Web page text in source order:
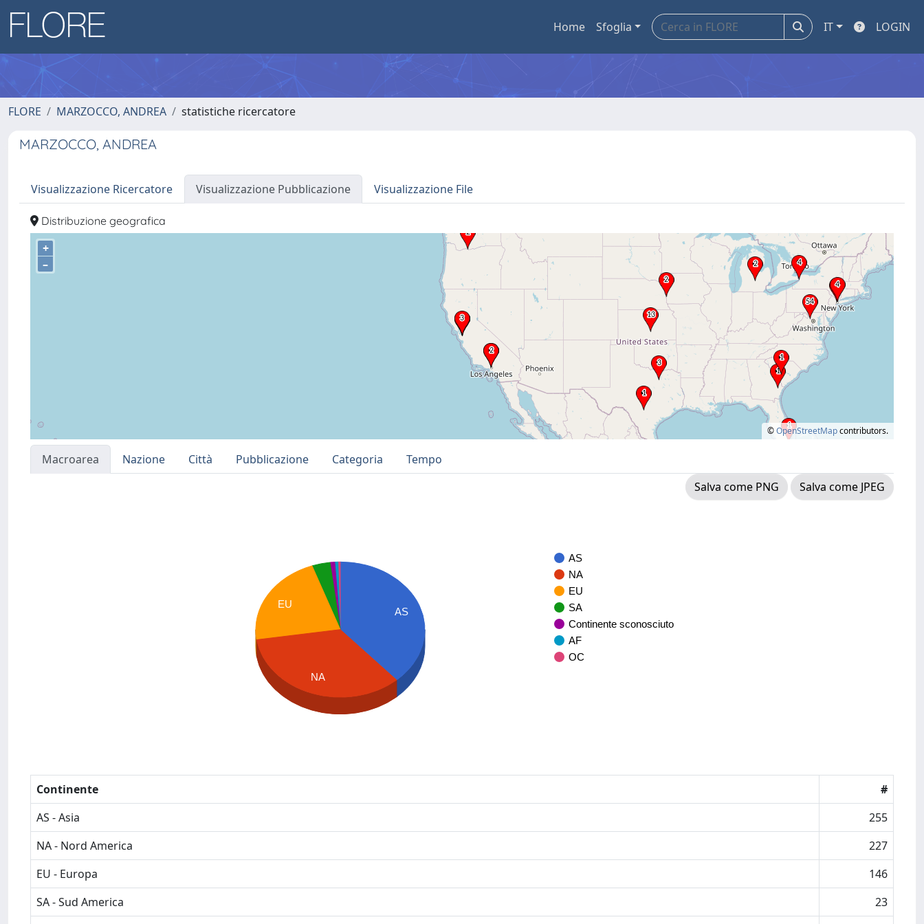
Home Sfoglia IT LOGIN
FLORE MARZOCCO, ANDREA statistiche ricercatore
MARZOCCO, ANDREA
Visualizzazione Ricercatore Visualizzazione Pubblicazione Visualizzazione File
Distribuzione geografica
+
–
©OpenStreetMapcontributors.
Macroarea Nazione Città Pubblicazione Categoria
Tempo
Salva come PNG
Salva come JPEG
AS
NA
EU
SA
Continente sconosciuto
AF
OC
AS
EU
NA
Continente
#
AS - Asia
255
NA - Nord America
227
EU - Europa
146
SA - Sud America
23